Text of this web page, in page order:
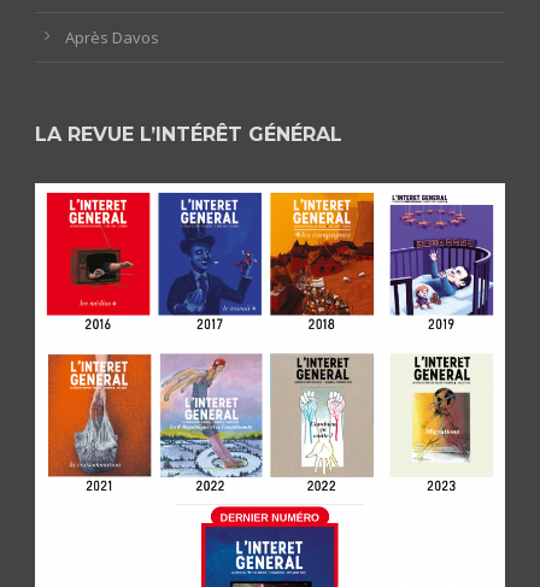
Après Davos
LA REVUE L’INTÉRÊT GÉNÉRAL